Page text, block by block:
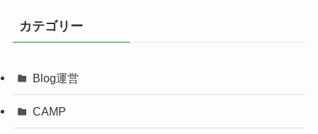
カテゴリー
Blog運営
CAMP